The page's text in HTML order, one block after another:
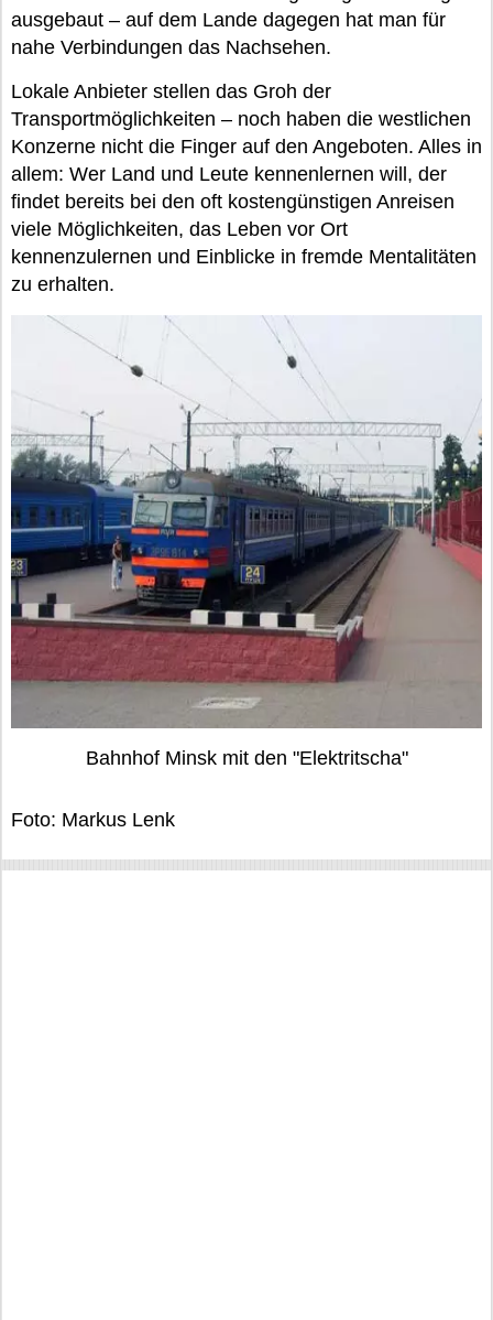
ausgebaut – auf dem Lande dagegen hat man für
nahe Verbindungen das Nachsehen.
Lokale Anbieter stellen das Groh der
Transportmöglichkeiten – noch haben die westlichen
Konzerne nicht die Finger auf den Angeboten. Alles in
allem: Wer Land und Leute kennenlernen will, der
findet bereits bei den oft kostengünstigen Anreisen
viele Möglichkeiten, das Leben vor Ort
kennenzulernen und Einblicke in fremde Mentalitäten
zu erhalten.
Bahnhof Minsk mit den "Elektritscha"
Foto: Markus Lenk